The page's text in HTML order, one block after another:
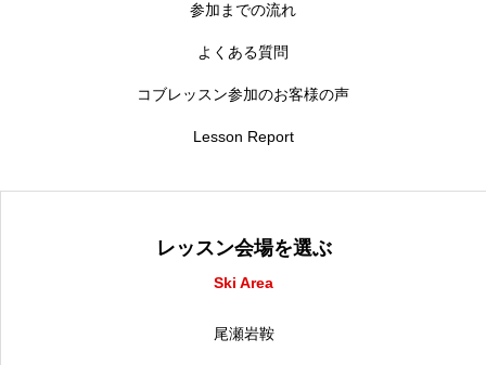
参加までの流れ
よくある質問
コブレッスン参加のお客様の声
Lesson Report
レッスン会場を選ぶ
Ski Area
尾瀬岩鞍